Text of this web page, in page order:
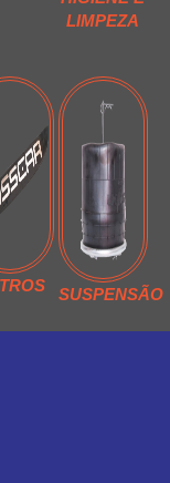
LIMPEZA
SUSPENSÃO